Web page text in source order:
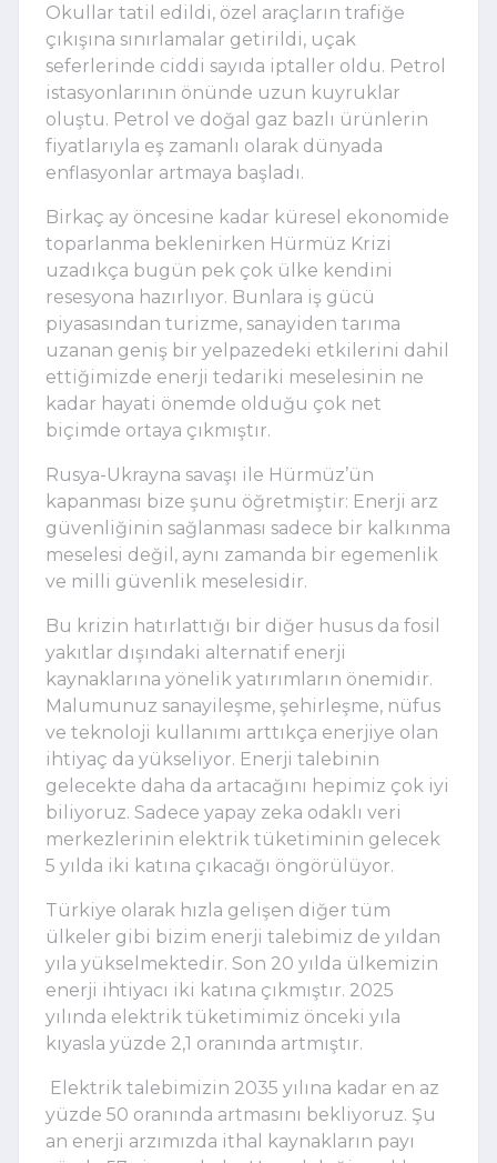
Okullar tatil edildi, özel araçların trafiğe
çıkışına sınırlamalar getirildi, uçak
seferlerinde ciddi sayıda iptaller oldu. Petrol
istasyonlarının önünde uzun kuyruklar
oluştu. Petrol ve doğal gaz bazlı ürünlerin
fiyatlarıyla eş zamanlı olarak dünyada
enflasyonlar artmaya başladı.
Birkaç ay öncesine kadar küresel ekonomide
toparlanma beklenirken Hürmüz Krizi
uzadıkça bugün pek çok ülke kendini
resesyona hazırlıyor. Bunlara iş gücü
piyasasından turizme, sanayiden tarıma
uzanan geniş bir yelpazedeki etkilerini dahil
ettiğimizde enerji tedariki meselesinin ne
kadar hayati önemde olduğu çok net
biçimde ortaya çıkmıştır.
Rusya-Ukrayna savaşı ile Hürmüz’ün
kapanması bize şunu öğretmiştir: Enerji arz
güvenliğinin sağlanması sadece bir kalkınma
meselesi değil, aynı zamanda bir egemenlik
ve milli güvenlik meselesidir.
Bu krizin hatırlattığı bir diğer husus da fosil
yakıtlar dışındaki alternatif enerji
kaynaklarına yönelik yatırımların önemidir.
Malumunuz sanayileşme, şehirleşme, nüfus
ve teknoloji kullanımı arttıkça enerjiye olan
ihtiyaç da yükseliyor. Enerji talebinin
gelecekte daha da artacağını hepimiz çok iyi
biliyoruz. Sadece yapay zeka odaklı veri
merkezlerinin elektrik tüketiminin gelecek
5 yılda iki katına çıkacağı öngörülüyor.
Türkiye olarak hızla gelişen diğer tüm
ülkeler gibi bizim enerji talebimiz de yıldan
yıla yükselmektedir. Son 20 yılda ülkemizin
enerji ihtiyacı iki katına çıkmıştır. 2025
yılında elektrik tüketimimiz önceki yıla
kıyasla yüzde 2,1 oranında artmıştır.
yüzde 50 oranında artmasını bekliyoruz. Şu
an enerji arzımızda ithal kaynakların payı